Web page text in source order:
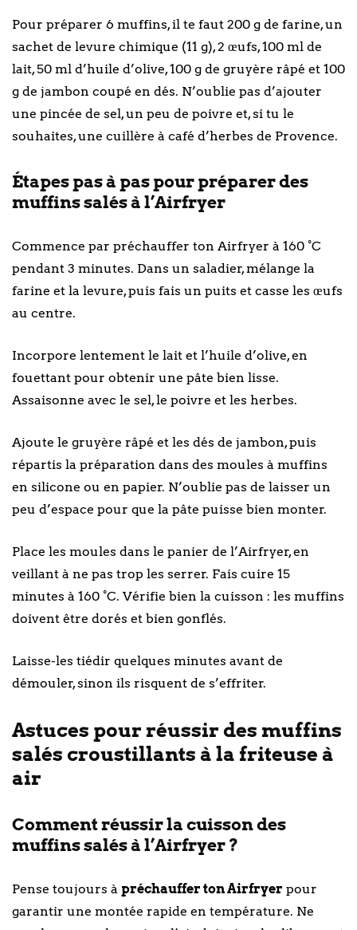
Pour préparer 6 muffins, il te faut 200 g de farine, un
sachet de levure chimique (11 g), 2 œufs, 100 ml de
lait, 50 ml d’huile d’olive, 100 g de gruyère râpé et 100
g de jambon coupé en dés. N’oublie pas d’ajouter
une pincée de sel, un peu de poivre et, si tu le
souhaites, une cuillère à café d’herbes de Provence.
Étapes pas à pas pour préparer des
muffins salés à l’Airfryer
Commence par préchauffer ton Airfryer à 160 °C
pendant 3 minutes. Dans un saladier, mélange la
farine et la levure, puis fais un puits et casse les œufs
au centre.
Incorpore lentement le lait et l’huile d’olive, en
fouettant pour obtenir une pâte bien lisse.
Assaisonne avec le sel, le poivre et les herbes.
Ajoute le gruyère râpé et les dés de jambon, puis
répartis la préparation dans des moules à muffins
en silicone ou en papier. N’oublie pas de laisser un
peu d’espace pour que la pâte puisse bien monter.
Place les moules dans le panier de l’Airfryer, en
veillant à ne pas trop les serrer. Fais cuire 15
minutes à 160 °C. Vérifie bien la cuisson : les muffins
doivent être dorés et bien gonflés.
Laisse-les tiédir quelques minutes avant de
démouler, sinon ils risquent de s’effriter.
Astuces pour réussir des muffins
salés croustillants à la friteuse à
air
Comment réussir la cuisson des
muffins salés à l’Airfryer ?
Pense toujours à préchauffer ton Airfryer pour
garantir une montée rapide en température. Ne